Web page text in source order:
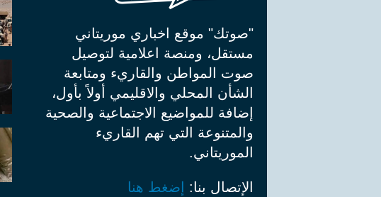
"صوتك" موقع اخباري موريتاني
مستقل، ومنصة اعلامية لتوصيل
صوت المواطن والقاريء ومتابعة
الشأن المحلي والاقليمي أولاً بأول،
إضافة للمواضيع الاجتماعية والصحية
والمتنوعة التي تهم القاريء
الموريتاني.
الإتصال بنا: إضغط هنا